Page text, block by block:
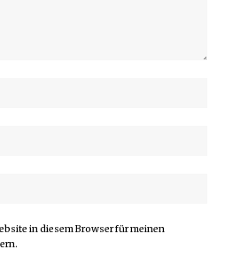
in diesem Browser für meinen